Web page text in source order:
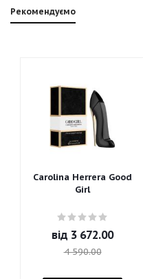
Рекомендуємо
Carolina Herrera Good
Girl
від 3 672.00
4 590.00